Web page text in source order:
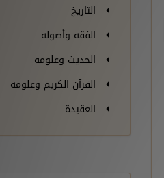
التاريخ
الفقه وأصوله
الحديث وعلومه
القرآن الكريم وعلومه
العقيدة